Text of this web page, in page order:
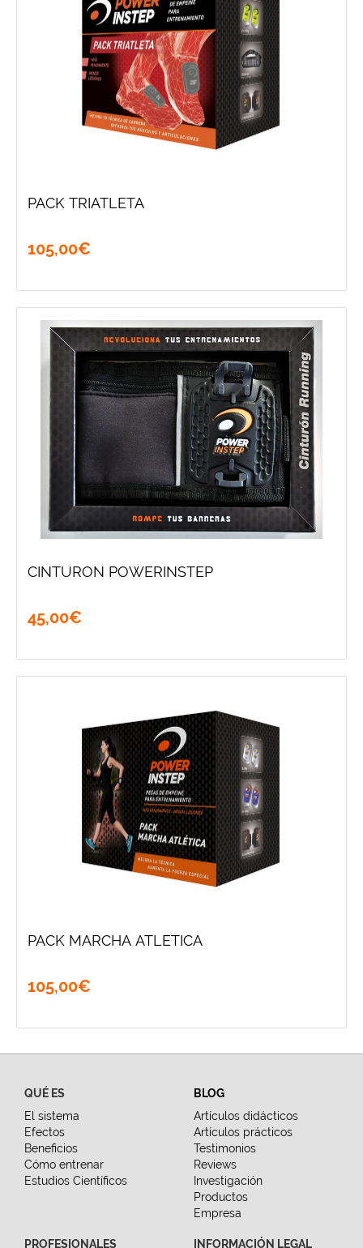
PACK TRIATLETA
105,00€
CINTURON POWERINSTEP
45,00€
PACK MARCHA ATLETICA
105,00€
QUÉ ES
El sistema
Efectos
Beneficios
Cómo entrenar
Estudios Científicos
BLOG
Artículos didácticos
Artículos prácticos
Testimonios
Reviews
Investigación
Productos
Empresa
PROFESIONALES INFORMACIÓN LEGAL